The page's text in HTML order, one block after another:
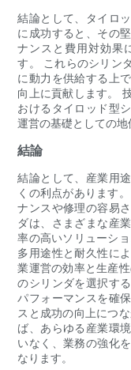
結論として、タイロ
に成功すると、その
ナンスと費用対効果
す。 これらのシリン
に動力を供給する上
向上に貢献します。
おけるタイロッド型
運営の基礎としての地
結論
結論として、産業用
くの利点があります
ナンスや修理の容易
ダは、さまざまな産
率の高いソリューシ
多用途性と耐久性に
業運営の効率と生産
のシリンダを選択す
パフォーマンスを確
スと成功の向上につ
ば、あらゆる産業環
いなく、業務の強化
なります。